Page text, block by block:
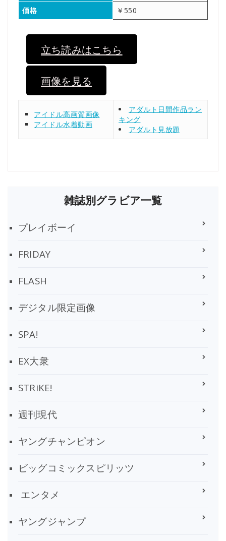
価格
￥550
立ち読みはこちら
画像を見る
アイドル高画質画像
アイドル水着動画
アダルト日間作品ラン
キング
アダルト見放題
雑誌別グラビア一覧
プレイボーイ
FRIDAY
FLASH
デジタル限定画像
SPA!
EX大衆
STRiKE!
週刊現代
ヤングチャンピオン
ビッグコミックスピリッツ
エンタメ
ヤングジャンプ